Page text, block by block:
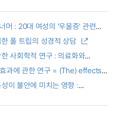
머 : 20대 여성의 '우울증' 관련
한 비판적 탐구
폴 트립의 성경적 상담
사회학적 연구 : 의료화와
과에 관한 연구 = (The) effects
healing of depression
이 불안에 미치는 영향 :